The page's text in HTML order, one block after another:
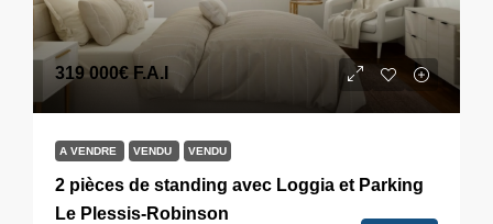
319 000€ F.A.I
A VENDRE VENDU VENDU
2 pièces de standing avec Loggia et Parking
Le Plessis-Robinson